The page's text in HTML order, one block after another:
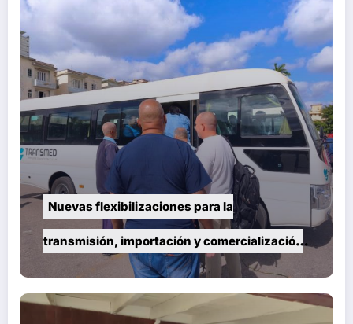
Nuevas flexibilizaciones para la
transmisión, importación y comercialización
de vehículos en Cuba